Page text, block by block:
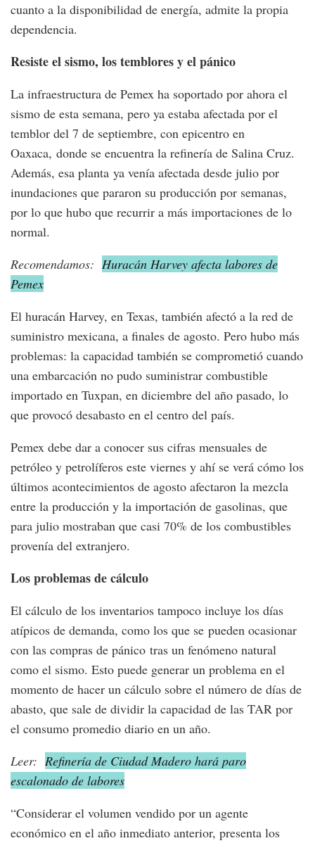
cuanto a la disponibilidad de energía, admite la propia
dependencia.
Resiste el sismo, los temblores y el pánico
La infraestructura de Pemex ha soportado por ahora el
sismo de esta semana, pero ya estaba afectada por el
temblor del 7 de septiembre, con epicentro en
Oaxaca, donde se encuentra la refinería de Salina Cruz.
Además, esa planta ya venía afectada desde julio por
inundaciones que pararon su producción por semanas,
por lo que hubo que recurrir a más importaciones de lo
normal.
Recomendamos: Huracán Harvey afecta labores de
Pemex
El huracán Harvey, en Texas, también afectó a la red de
suministro mexicana, a finales de agosto. Pero hubo más
problemas: la capacidad también se comprometió cuando
una embarcación no pudo suministrar combustible
importado en Tuxpan, en diciembre del año pasado, lo
que provocó desabasto en el centro del país.
Pemex debe dar a conocer sus cifras mensuales de
petróleo y petrolíferos este viernes y ahí se verá cómo los
últimos acontecimientos de agosto afectaron la mezcla
entre la producción y la importación de gasolinas, que
para julio mostraban que casi 70% de los combustibles
provenía del extranjero.
Los problemas de cálculo
El cálculo de los inventarios tampoco incluye los días
atípicos de demanda, como los que se pueden ocasionar
con las compras de pánico tras un fenómeno natural
como el sismo. Esto puede generar un problema en el
momento de hacer un cálculo sobre el número de días de
abasto, que sale de dividir la capacidad de las TAR por
el consumo promedio diario en un año.
Leer: Refinería de Ciudad Madero hará paro
escalonado de labores
“Considerar el volumen vendido por un agente
económico en el año inmediato anterior, presenta los